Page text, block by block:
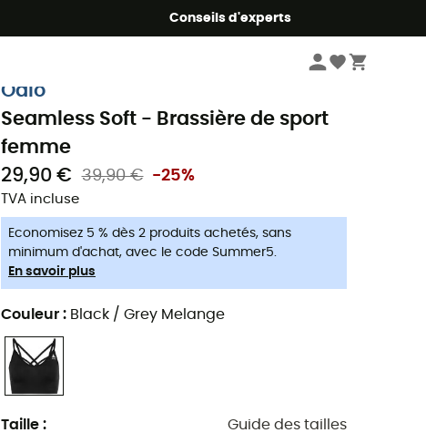
Conseils d'experts
Sous-vêtements sport femme Brassières et
Odlo
Seamless Soft - Brassière de sport
femme
29,90 €
39,90 € -25%
TVA incluse
Economisez 5 % dès 2 produits achetés, sans
minimum d'achat, avec le code Summer5.
En savoir plus
Couleur : Black / Grey Melange
Taille : Guide des tailles